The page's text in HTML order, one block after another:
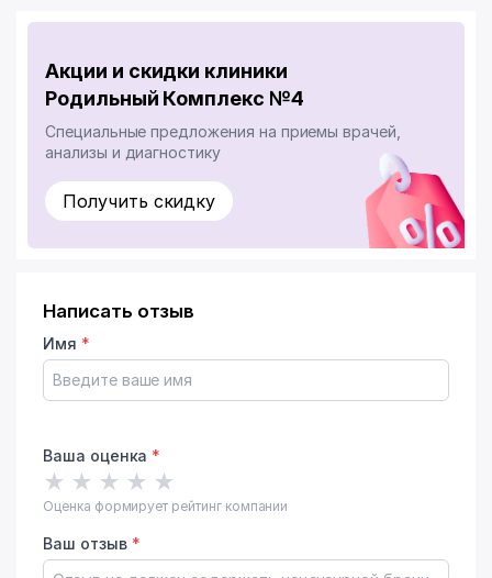
Акции и скидки клиники
Родильный Комплекс №4
Специальные предложения на приемы врачей,
анализы и диагностику
Получить скидку
Написать отзыв
Имя *
Ваша оценка *
★ ★ ★ ★ ★
Оценка формирует рейтинг компании
Ваш отзыв *